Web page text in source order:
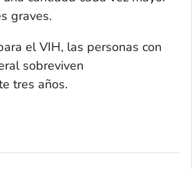
graves.
el VIH, las personas con
sobreviven
tres años.